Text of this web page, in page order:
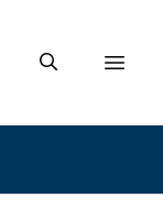
Gå till söksidan
Visa